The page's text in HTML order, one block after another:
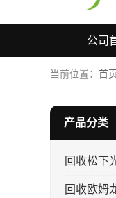
公司
联系
当前位置： 首页
产品分类
回收松下
回收欧姆